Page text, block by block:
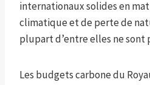
internationaux solides en
climatique et de perte de
plupart d’entre elles ne sont
Les budgets carbone du